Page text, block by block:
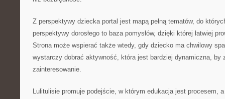
Z perspektywy dziecka portal jest mapą pełną tematów, do
perspektywy dorosłego to baza pomysłów, dzięki której łatwiej
Strona może wspierać także wtedy, gdy dziecko ma chwilowy
wystarczy dobrać aktywność, która jest bardziej dynamiczna, by
zainteresowanie.
Lulitulisie promuje podejście, w którym edukacja jest procesem,